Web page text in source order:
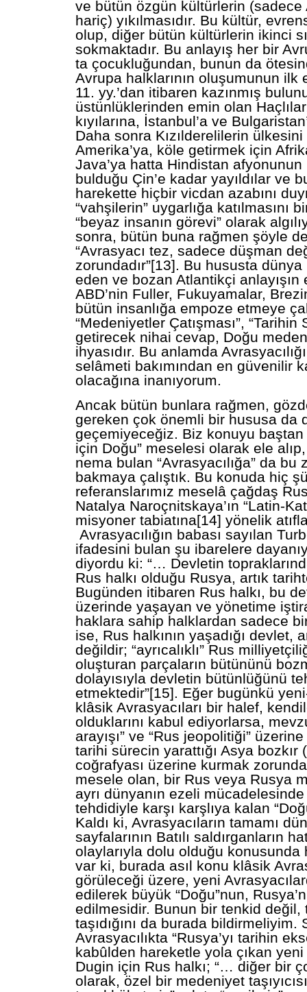
ve bütün özgün kültürlerin (sadece
hariç) yıkılmasıdır. Bu kültür,
olup, diğer bütün kültürlerin ikinci
sokmaktadır. Bu anlayış her bir
ta çocukluğundan, bunun da
Avrupa halklarının oluşumunun ilk
11. yy.’dan itibaren kazınmış
üstünlüklerinden emin olan
kıyılarına, İstanbul’a ve
Daha sonra Kızılderelilerin
Amerika’ya, köle getirmek için
Java’ya hatta Hindistan
bulduğu Çin’e kadar yayıldılar ve
harekette hiçbir vicdan azabını
“vahşilerin” uygarlığa katılmasını
“beyaz insanın görevi” olarak
sonra, bütün buna rağmen şöyle
“Avrasyacı tez, sadece düşman
zorundadır”[13]. Bu hususta dünya
eden ve bozan Atlantikçi anlayışın
ABD’nin Fuller, Fukuyamalar,
bütün insanlığa empoze etmeye
“Medeniyetler Çatışması”, “Tarihin
getirecek nihai cevap, Doğu
ihyasıdır. Bu anlamda
selâmeti bakımından en güvenilir
olacağına inanıyorum.
Ancak bütün bunlara rağmen,
gereken çok önemli bir hususa da
geçemiyeceğiz. Biz konuyu baştan
için Doğu” meselesi olarak ele
nema bulan “Avrasyacılığa” da bu
bakmaya çalıştık. Bu konuda hiç
referanslarımız meselâ çağdaş
Natalya Naroçnitskaya’ın “Latin-
misyoner tabiatına[14] yönelik
Avrasyacılığın babası sayılan
ifadesini bulan şu ibarelere
diyordu ki: “… Devletin
Rus halkı olduğu Rusya, artık
Bugünden itibaren Rus halkı, bu
üzerinde yaşayan ve yönetime
haklara sahip halklardan sadece
ise, Rus halkının yaşadığı devlet,
değildir; “ayrıcalıklı” Rus
oluşturan parçaların bütününü
dolayısıyla devletin bütünlüğünü
etmektedir”[15]. Eğer bugünkü
klâsik Avrasyacıları bir halef,
olduklarını kabul ediyorlarsa,
arayışı” ve “Rus jeopolitiği”
tarihi sürecin yarattığı Asya bozkır
coğrafyası üzerine kurmak
mesele olan, bir Rus veya Rusya
ayrı dünyanın ezeli
tehdidiyle karşı karşlıya kalan
Kaldı ki, Avrasyacıların tamamı
sayfalarının Batılı saldırganların
olaylarıyla dolu olduğu konusunda
var ki, burada asıl konu klâsik
görüleceği üzere, yeni
edilerek büyük “Doğu”nun,
edilmesidir. Bunun bir tenkid değil,
taşıdığını da burada bildirmeliyim.
Avrasyacılıkta “Rusya’yı tarihin
kabûlden hareketle yola çıkan
Dugin için Rus halkı; “… diğer bir
olarak, özel bir medeniyet